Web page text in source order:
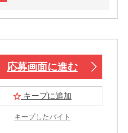
応募画面に進む
キープに追加
キープしたバイト